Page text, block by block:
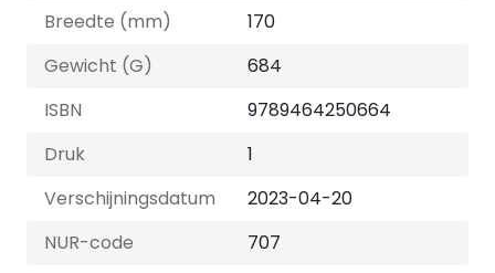
Breedte (mm)
170
Gewicht (G)
684
ISBN
9789464250664
Druk
1
Verschijningsdatum
2023-04-20
NUR-code
707